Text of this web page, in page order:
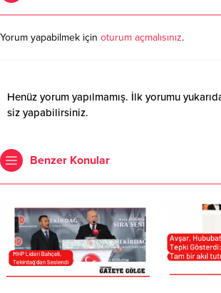
Yorum yapabilmek için oturum açmalısınız.
Henüz yorum yapılmamış. İlk yorumu
siz yapabilirsiniz.
Benzer Konular